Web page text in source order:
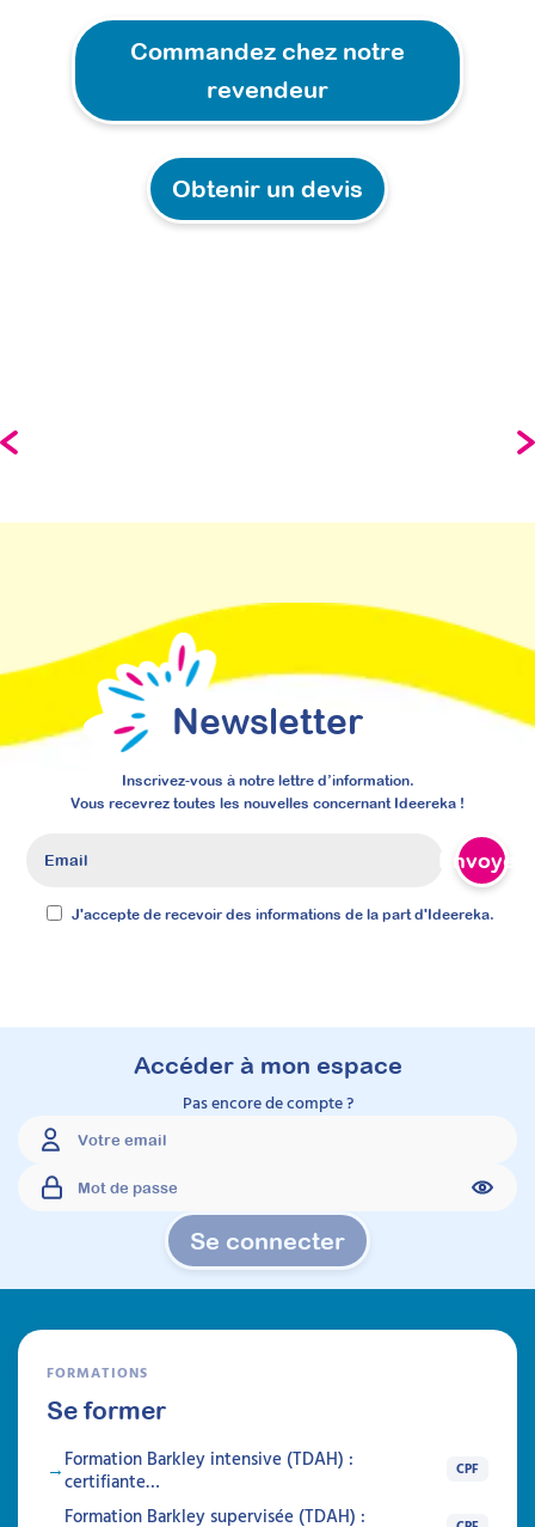
Commandez chez notre
revendeur
Obtenir un devis
Newsletter
Inscrivez-vous à notre lettre d’information.
Vous recevrez toutes les nouvelles concernant Ideereka !
Envoyer
J'accepte de recevoir des informations de la part d'Ideereka.
Accéder à mon espace
Pas encore de compte ?
Se connecter
FORMATIONS
Se former
Formation Barkley intensive (TDAH) :
certifiante…
CPF
Formation Barkley supervisée (TDAH) :